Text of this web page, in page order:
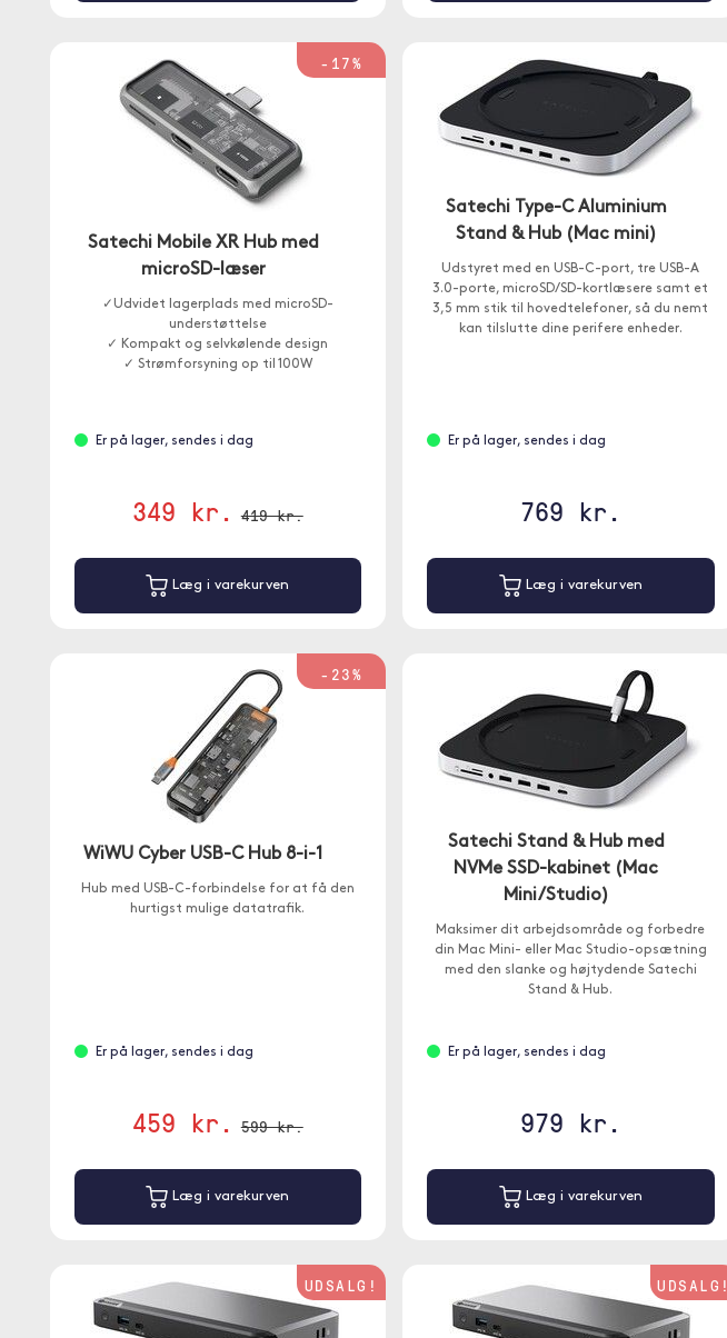
-17%
Satechi Mobile XR Hub med
microSD-læser
✓Udvidet lagerplads med microSD-
understøttelse
✓ Kompakt og selvkølende design
✓ Strømforsyning op til 100W
Er på lager, sendes i dag
349 kr. 419 kr.
Læg i varekurven
Satechi Type-C Aluminium
Stand & Hub (Mac mini)
Udstyret med en USB-C-port, tre USB-A
3.0-porte, microSD/SD-kortlæsere samt et
3,5 mm stik til hovedtelefoner, så du nemt
kan tilslutte dine perifere enheder.
Er på lager, sendes i dag
769 kr.
Læg i varekurven
-23%
WiWU Cyber USB-C Hub 8-i-1
Hub med USB-C-forbindelse for at få den
hurtigst mulige datatrafik.
Er på lager, sendes i dag
459 kr. 599 kr.
Læg i varekurven
Satechi Stand & Hub med
NVMe SSD-kabinet (Mac
Mini/Studio)
Maksimer dit arbejdsområde og forbedre
din Mac Mini- eller Mac Studio-opsætning
med den slanke og højtydende Satechi
Stand & Hub.
Er på lager, sendes i dag
979 kr.
Læg i varekurven
UDSALG! UDSALG!